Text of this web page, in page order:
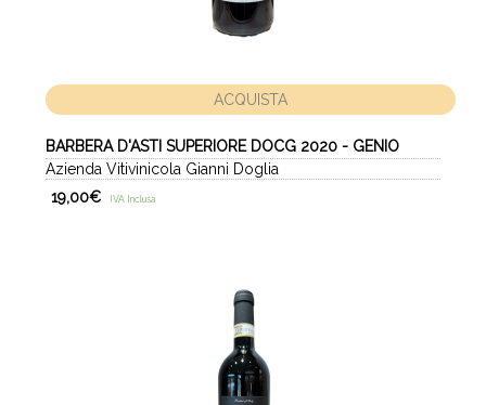
ACQUISTA
BARBERA D'ASTI SUPERIORE DOCG 2020 - GENIO
Azienda Vitivinicola Gianni Doglia
19,00€ IVA Inclusa